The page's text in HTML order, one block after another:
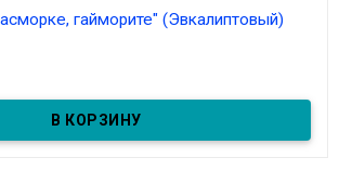
гайморите" (Эвкалиптовый)
насморке, гайморите" 10мл